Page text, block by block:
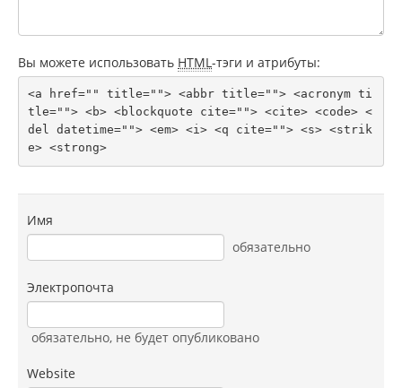
Вы можете использовать HTML -тэги и атрибуты:
<a href="" title=""> <abbr title=""> <acronym ti
tle=""> <b> <blockquote cite=""> <cite> <code> <
del datetime=""> <em> <i> <q cite=""> <s> <strik
e> <strong>
Имя
обязательно
Электропочта
обязательно, не будет опубликовано
Website